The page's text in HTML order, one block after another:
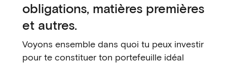
obligations, matières premières
et autres.
Voyons ensemble dans quoi tu peux investir
pour te constituer ton portefeuille idéal